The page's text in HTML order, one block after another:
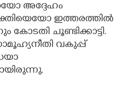
അദ്ദേഹം
ഇത്തരത്തിൽ
കോടതി ചൂണ്ടിക്കാട്ടി.
വകുപ്പ്